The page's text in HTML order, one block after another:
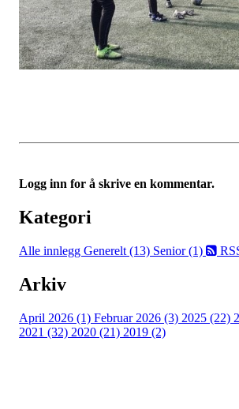
Logg inn for å skrive en kommentar.
Kategori
Alle innlegg Generelt (13) Senior (1)
Arkiv
April 2026 (1) Februar 2026 (3) 2025 (22)
2021 (32) 2020 (21) 2019 (2)